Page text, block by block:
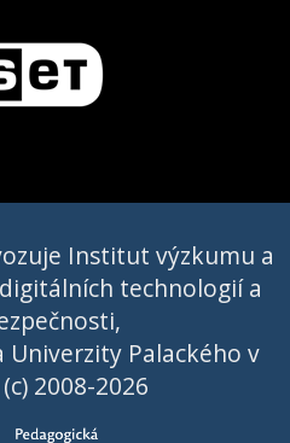
Institut výzkumu a
technologií a
Palackého v
2008-2026